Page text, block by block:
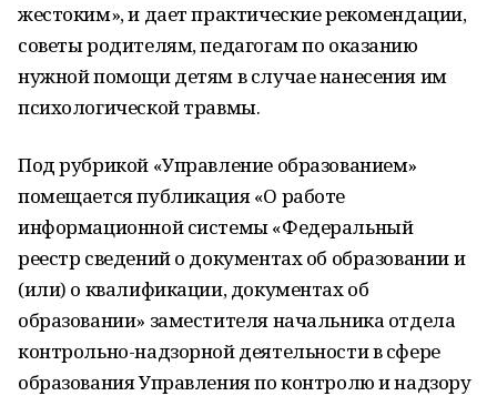
жестоким», и дает практические рекомендации,
советы родителям, педагогам по оказанию
нужной помощи детям в случае нанесения им
психологической травмы.
Под рубрикой «Управление образованием»
помещается публикация «О работе
информационной системы «Федеральный
реестр сведений о документах об образовании и
(или) о квалификации, документах об
образовании» заместителя начальника отдела
контрольно-надзорной деятельности в сфере
образования Управления по контролю и надзору